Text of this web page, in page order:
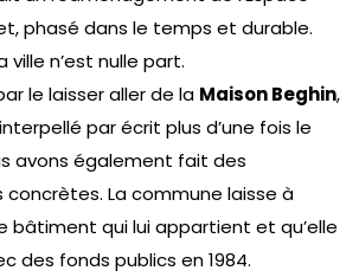
phasé dans le temps et durable.
ville n’est nulle part.
le laisser aller de la Maison Beghin,
par écrit plus d’une fois le
avons également fait des
concrètes. La commune laisse à
bâtiment qui lui appartient et qu’elle
des fonds publics en 1984.